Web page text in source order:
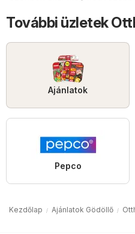
További üzletek
Ajánlatok
Pepco
Kezdőlap Ajánlatok Gödöllő